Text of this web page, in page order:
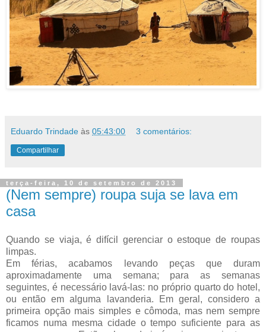
Eduardo Trindade às 05:43:00 3 comentários:
Compartilhar
terça-feira, 10 de setembro de 2013
(Nem sempre) roupa suja se lava em
casa
Quando se viaja, é difícil gerenciar o estoque de roupas
limpas.
Em férias, acabamos levando peças que duram
aproximadamente uma semana; para as semanas
seguintes, é necessário lavá-las: no próprio quarto do hotel,
ou então em alguma lavanderia. Em geral, considero a
primeira opção mais simples e cômoda, mas nem sempre
ficamos numa mesma cidade o tempo suficiente para as